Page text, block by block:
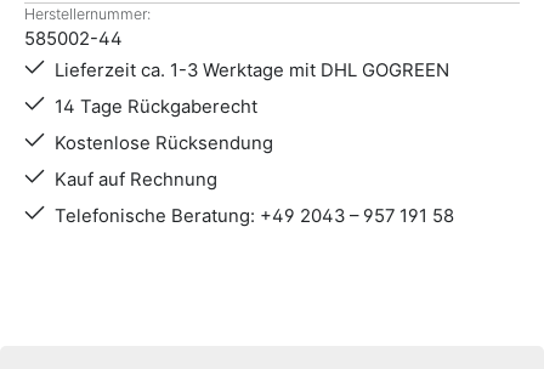
Herstellernummer:
585002-44
Lieferzeit ca. 1-3 Werktage mit DHL GOGREEN
14 Tage Rückgaberecht
Kostenlose Rücksendung
Kauf auf Rechnung
Telefonische Beratung: +49 2043 – 957 191 58